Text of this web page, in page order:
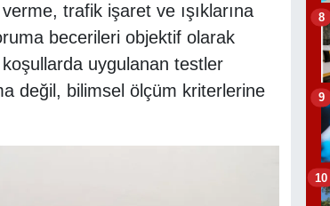
trafik işaret ve ışıklarına
becerileri objektif olarak
uygulanan testler
değil, bilimsel ölçüm kriterlerine
8
9
10